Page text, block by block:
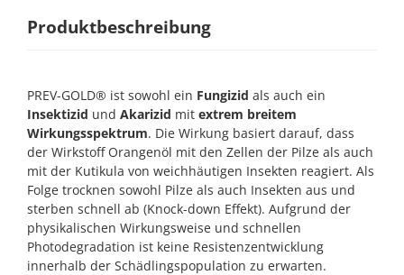
Produktbeschreibung
PREV-GOLD® ist sowohl ein Fungizid als auch ein
Insektizid und Akarizid mit extrem breitem
Wirkungsspektrum. Die Wirkung basiert darauf, dass
der Wirkstoff Orangenöl mit den Zellen der Pilze als auch
mit der Kutikula von weichhäutigen Insekten reagiert. Als
Folge trocknen sowohl Pilze als auch Insekten aus und
sterben schnell ab (Knock-down Effekt). Aufgrund der
physikalischen Wirkungsweise und schnellen
Photodegradation ist keine Resistenzentwicklung
innerhalb der Schädlingspopulation zu erwarten.